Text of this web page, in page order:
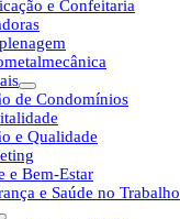
e Confeitaria
de Condomínios
e Qualidade
e Bem-Estar
e Saúde no Trabalho